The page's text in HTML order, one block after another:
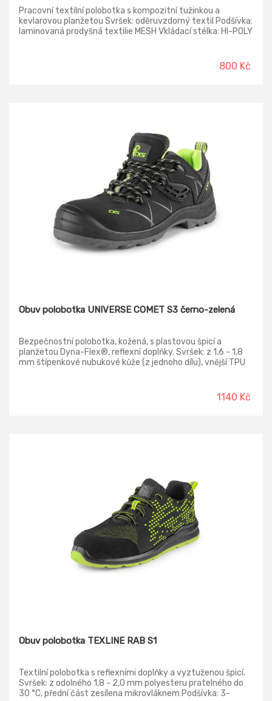
Pracovní textilní polobotka s kompozitní tužinkou a
kevlarovou planžetou Svršek: oděruvzdorný textil Podšívka:
laminovaná prodyšná textilie MESH Vkládací stélka: HI-POLY
- odolná proti palivovým olejům, antistatická, protiskluzná,
800 Kč
Obuv polobotka UNIVERSE COMET S3 černo-zelená
Bezpečnostní polobotka, kožená, s plastovou špicí a
planžetou Dyna-Flex®, reflexní doplňky. Svršek: z 1,6 - 1,8
mm štípenkové nubukové kůže (z jednoho dílu), vnější TPU
antistatická, protiskluzová, odolná proti propichu Norma: EN
1140 Kč
Obuv polobotka TEXLINE RAB S1
Textilní polobotka s reflexními doplňky a vyztuženou špicí.
Svršek: z odolného 1,8 - 2,0 mm polyesteru pratelného do
30 °C, přední část zesílena mikrovláknem Podšívka: 3-